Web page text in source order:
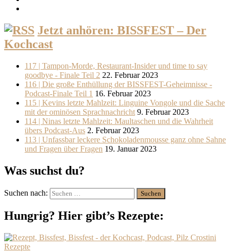
Jetzt anhören: BISSFEST – Der
Kochcast
117 | Tampon-Morde, Restaurant-Insider und time to say
goodbye - Finale Teil 2 22. Februar 2023
116 | Die große Enthüllung der BISSFEST-Geheimnisse -
Podcast-Finale Teil 1 16. Februar 2023
115 | Kevins letzte Mahlzeit: Linguine Vongole und die Sache
mit der ominösen Sprachnachricht 9. Februar 2023
114 | Ninas letzte Mahlzeit: Maultaschen und die Wahrheit
übers Podcast-Aus 2. Februar 2023
113 | Unfassbar leckere Schokoladenmousse ganz ohne Sahne
und Fragen über Fragen 19. Januar 2023
Was suchst du?
Suchen nach:
Hungrig? Hier gibt’s Rezepte:
Rezepte